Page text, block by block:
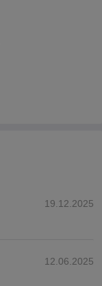
19.12.2025
12.06.2025